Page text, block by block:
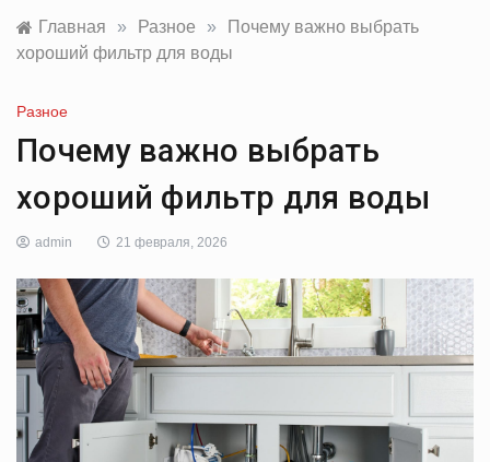
Главная » Разное »
Почему важно выбрать
хороший фильтр для воды
Разное
Почему важно выбрать
хороший фильтр для воды
admin 21 февраля, 2026